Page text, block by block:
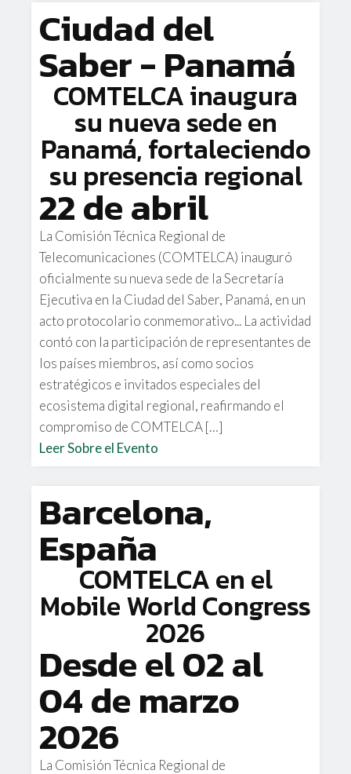
Ciudad del
Saber - Panamá
COMTELCA inaugura
su nueva sede en
Panamá, fortaleciendo
su presencia regional
22 de abril
La Comisión Técnica Regional de
Telecomunicaciones (COMTELCA) inauguró
oficialmente su nueva sede de la Secretaría
Ejecutiva en la Ciudad del Saber, Panamá, en un
acto protocolario conmemorativo... La actividad
contó con la participación de representantes de
los países miembros, así como socios
estratégicos e invitados especiales del
ecosistema digital regional, reafirmando el
compromiso de COMTELCA […]
Leer Sobre el Evento
Barcelona,
España
COMTELCA en el
Mobile World Congress
2026
Desde el 02 al
04 de marzo
2026
La Comisión Técnica Regional de